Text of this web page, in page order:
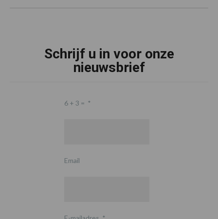
Schrijf u in voor onze
nieuwsbrief
6 + 3 = *
Email